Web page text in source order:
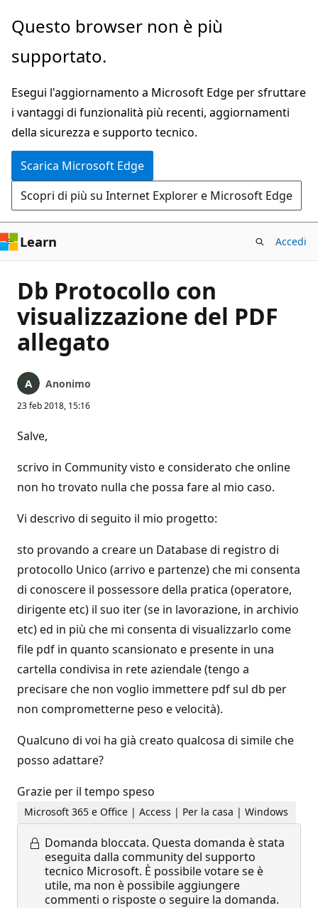
Ignora
passa
contenuto
principale
Questo browser non è più
supportato.
Esegui l'aggiornamento a Microsoft Edge per sfruttare
i vantaggi di funzionalità più recenti, aggiornamenti
della sicurezza e supporto tecnico.
Scarica Microsoft Edge
Scopri di più su Internet Explorer e Microsoft Edge
Learn Accedi
Db Protocollo con
visualizzazione del PDF
allegato
Anonimo
23 feb 2018, 15:16
Salve,
scrivo in Community visto e considerato che online
non ho trovato nulla che possa fare al mio caso.
Vi descrivo di seguito il mio progetto:
sto provando a creare un Database di registro di
protocollo Unico (arrivo e partenze) che mi consenta
di conoscere il possessore della pratica (operatore,
dirigente etc) il suo iter (se in lavorazione, in archivio
etc) ed in più che mi consenta di visualizzarlo come
file pdf in quanto scansionato e presente in una
cartella condivisa in rete aziendale (tengo a
precisare che non voglio immettere pdf sul db per
non comprometterne peso e velocità).
Qualcuno di voi ha già creato qualcosa di simile che
posso adattare?
Grazie per il tempo speso
Microsoft 365 e Office | Access | Per la casa | Windows
Domanda bloccata. Questa domanda è stata
eseguita dalla community del supporto
tecnico Microsoft. È possibile votare se è
utile, ma non è possibile aggiungere
commenti o risposte o seguire la domanda.